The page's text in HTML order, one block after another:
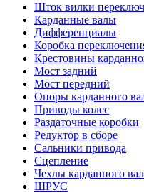
Шток вилки
Карданные валы
Дифференциалы
Коробка
Крестовины
Мост задний
Мост передний
Опоры карданного
Приводы колес
Раздаточные коробки
Редуктор в сборе
Сальники привода
Сцепление
Чехлы карданного
ШРУС